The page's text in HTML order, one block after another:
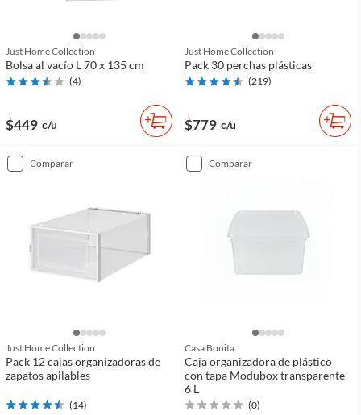
Just Home Collection
Bolsa al vacío L 70 x 135 cm
(4)
$449 c/u
Just Home Collection
Pack 30 perchas plásticas
(219)
$779 c/u
comparar
Just Home Collection
Pack 12 cajas organizadoras de
zapatos apilables
(14)
comparar
Casa Bonita
Caja organizadora de plástico
con tapa Modubox transparente
6 L
(0)